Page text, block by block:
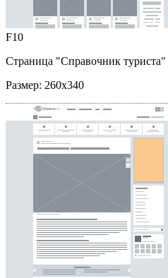
F10
Страница "Справочник туриста"
Размер: 260x340